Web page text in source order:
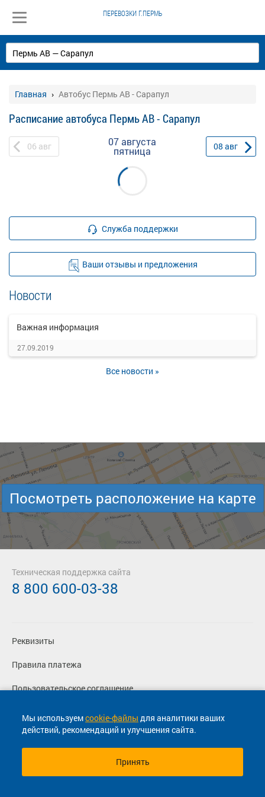
ПЕРЕВОЗКИ Г.ПЕРМЬ
Главная Автобус Пермь АВ - Сарапул
Расписание автобуса Пермь АВ - Сарапул
06 авг 07 августа
пятница 08 авг
Служба поддержки
Ваши отзывы и предложения
Новости
Важная информация
27.09.2019
Все новости »
Мы используемcookie-файлы для аналитики ваших
действий, рекомендаций и улучшения сайта.
Принять
Посмотреть расположение на карте
Реквизиты
Правила платежа
Пользовательское соглашение
Политика конфиденциальности
Согласие на маркетинговые сообщения
Техническая поддержка сайта
8 800 600-03-38
© 2013-2026, ООО "Капитал"- Онлайн сервис продажи